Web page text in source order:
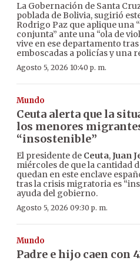
La Gobernación de Santa
poblada de Bolivia, sugirió
Rodrigo Paz que aplique
conjunta” ante una “ola de
vive en ese departamento
emboscadas a policías y una
Agosto 5, 2026 10:40 p. m.
Mundo
Ceuta alerta que la
los menores
“insostenible”
El presidente de Ceuta,Juan
miércoles de que la cantidad
quedan en este enclave
tras la crisis migratoria es
ayuda del gobierno.
Agosto 5, 2026 09:30 p. m.
Mundo
Padre e hijo caen con